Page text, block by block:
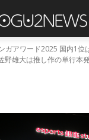
ガアワード2025 国内1位
野雄大は推し作の単行本